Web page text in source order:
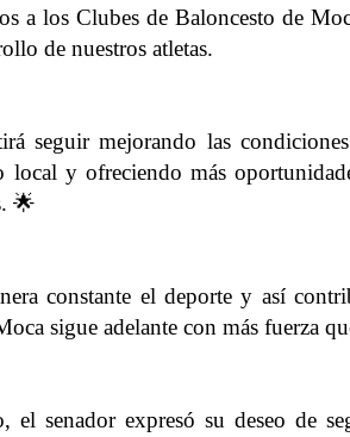
a los Clubes de Baloncesto de
de nuestros atletas.
seguir mejorando las
y ofreciendo más
🌟
constante el deporte y así
sigue adelante con más fuerza
el senador expresó su deseo de